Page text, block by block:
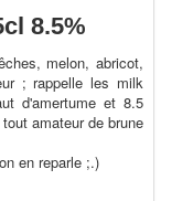
8.5%
melon, abricot,
; rappelle les milk
d'amertume et 8.5
amateur de brune
en reparle ;.)